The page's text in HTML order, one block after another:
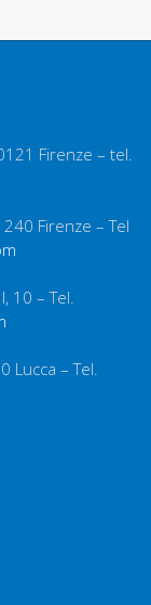
Firenze – tel.
Firenze – Tel
10 – Tel.
Lucca – Tel.